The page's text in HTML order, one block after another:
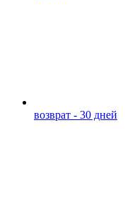
возврат - 30 дней